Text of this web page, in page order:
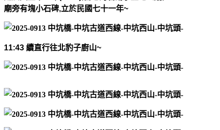
廟旁有塊小石碑,立於民國七十一年~
11:43 續直行往北豹子廚山~